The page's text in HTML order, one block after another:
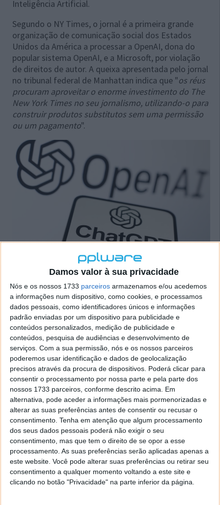
Damos valor à sua privacidade
Nós e os nossos 1733 parceiros armazenamos e/ou acedemos
a informações num dispositivo, como cookies, e processamos
dados pessoais, como identificadores únicos e informações
padrão enviadas por um dispositivo para publicidade e
conteúdos personalizados, medição de publicidade e
conteúdos, pesquisa de audiências e desenvolvimento de
serviços. Com a sua permissão, nós e os nossos parceiros
poderemos usar identificação e dados de geolocalização
precisos através da procura de dispositivos. Poderá clicar para
consentir o processamento por nossa parte e pela parte dos
nossos 1733 parceiros, conforme descrito acima. Em
alternativa, pode aceder a informações mais pormenorizadas e
alterar as suas preferências antes de consentir ou recusar o
consentimento. Tenha em atenção que algum processamento
dos seus dados pessoais poderá não exigir o seu
consentimento, mas que tem o direito de se opor a esse
processamento. As suas preferências serão aplicadas apenas a
este website. Você pode alterar suas preferências ou retirar seu
consentimento a qualquer momento voltando a este site e
clicando no botão "Privacidade" na parte inferior da página.
Inteligência Artificial.
Segundo o NY Times, o jornal é a primeira grande
organização de comunicação social dos Estados
Unidos da América a processar a OpenAI, dona do
popular sistema OpenAI, e a Microsoft, por violação
de direitos de autor. A queixa apresentada pelo jornal
no tribunal federal de Manhattan indica que "os réus
procuram aproveitar o enorme investimento do The
New York Times no seu jornalismo, utilizando-o para
construir produtos substitutos sem uma permissão
ou um pagamento".
Os detalhes revelados pela notícia indicam que o The
New York Times não pretende conseguir um valor
específico neste processo judicial, mas disse
acreditar que a OpenAI e a Microsoft causaram "mil
milhões de dólares" em danos por terem copiado e
usado de forma ilegal os seus trabalhos e obras.
Para já, nem a OpenAI nem a Microsoft haviam ainda
respondido aos pedidos de comentários solicitados
pela Reuters.
Este artigo tem mais de um ano
Fonte: Reuters
Neste artigo: direitos de autor, inteligência artificial, jornal,
Microsoft,OpenAI,The New York Times